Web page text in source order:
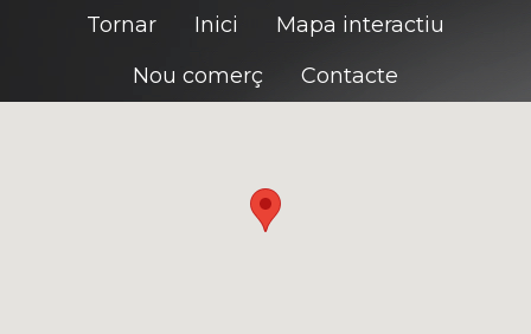
Tornar Inici
Mapa interactiu
Nou comerç
Contacte